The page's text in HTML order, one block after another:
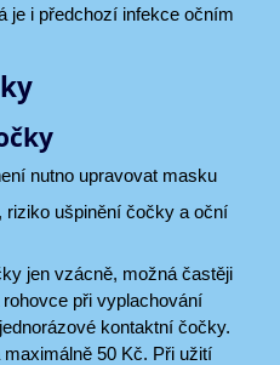
je i předchozí infekce očním
nutno upravovat masku
ušpinění čočky a oční
jen vzácně, možná častěji
při vyplachování
kontaktní čočky.
50 Kč. Při užití